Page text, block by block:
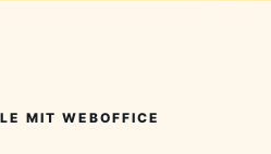
MIT WEBOFFICE